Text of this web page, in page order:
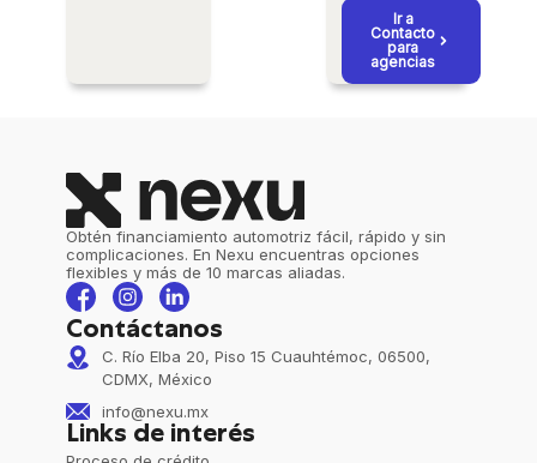
Ir a
Contacto
para
agencias
Obtén financiamiento automotriz fácil, rápido y sin
complicaciones. En Nexu encuentras opciones
flexibles y más de 10 marcas aliadas.
Contáctanos
C. Río Elba 20, Piso 15 Cuauhtémoc, 06500,
CDMX, México
info@nexu.mx
Links de interés